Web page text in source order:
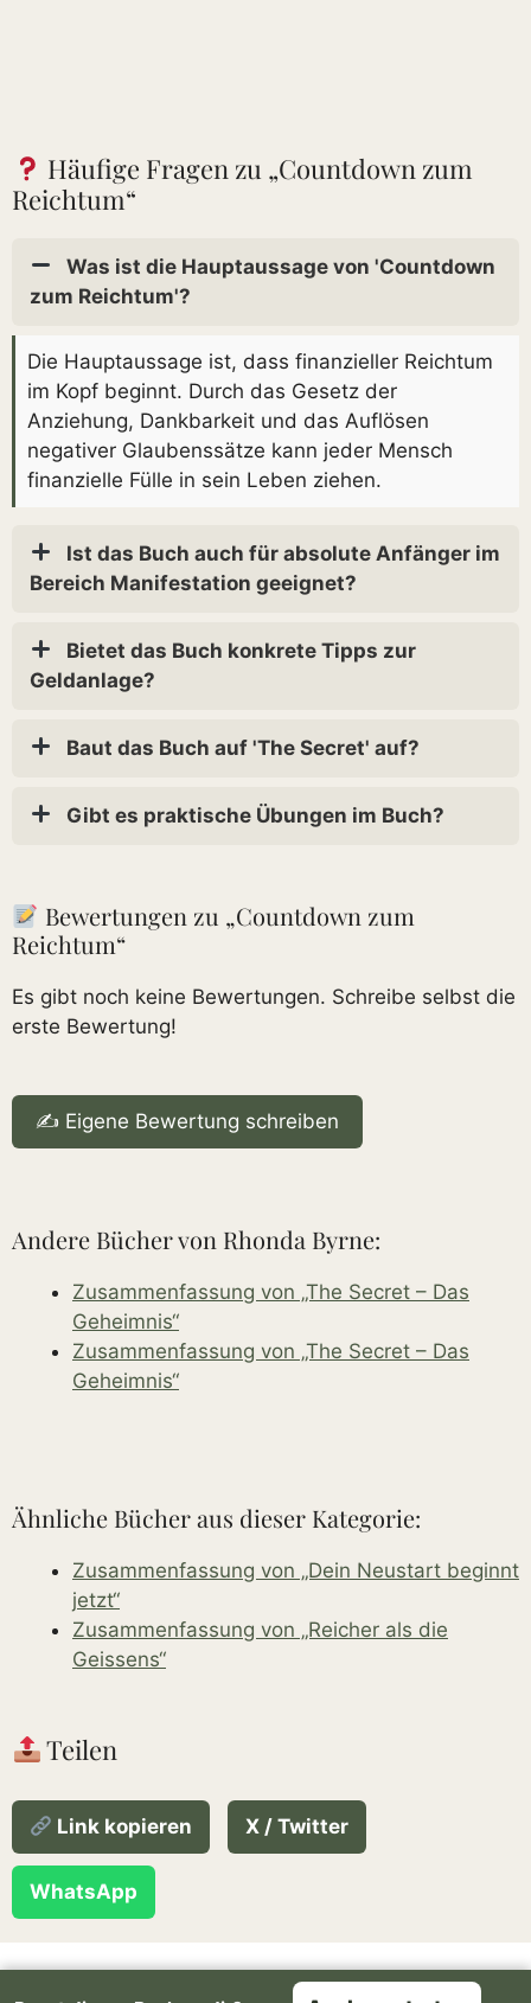
Häufige Fragen zu „Countdown zum
Reichtum“
Was ist die Hauptaussage von 'Countdown
zum Reichtum'?
Die Hauptaussage ist, dass finanzieller Reichtum
im Kopf beginnt. Durch das Gesetz der
Anziehung, Dankbarkeit und das Auflösen
negativer Glaubenssätze kann jeder Mensch
finanzielle Fülle in sein Leben ziehen.
Bereich Manifestation geeignet?
Geldanlage?
Baut das Buch auf 'The Secret' auf?
Gibt es praktische Übungen im Buch?
Bewertungen zu „Countdown zum
Reichtum“
Es gibt noch keine Bewertungen. Schreibe selbst die
erste Bewertung!
✍️ Eigene Bewertung schreiben
Andere Bücher von Rhonda Byrne:
Zusammenfassung von „The Secret – Das
Geheimnis“
Zusammenfassung von „The Secret – Das
Geheimnis“
Ähnliche Bücher aus dieser Kategorie:
Zusammenfassung von „Dein Neustart beginnt
jetzt“
Zusammenfassung von „Reicher als die
Geissens“
Teilen
Link kopieren X / Twitter
WhatsApp
Über den Autor
Rechtliches